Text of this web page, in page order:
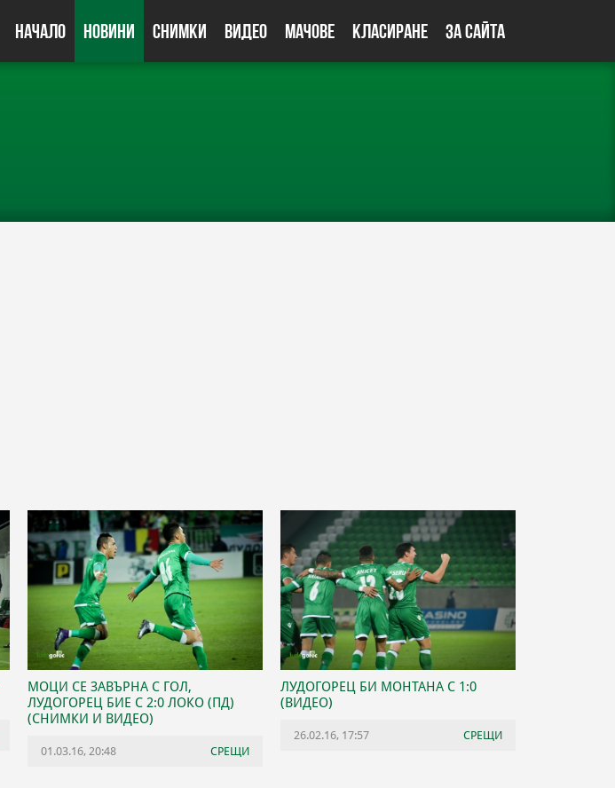
Начало Новини Снимки Видео Мачове Класиране За сайта
МОЦИ СЕ ЗАВЪРНА С ГОЛ,
ЛУДОГОРЕЦ БИЕ С 2:0 ЛОКО (ПД)
(СНИМКИ И ВИДЕО)
01.03.16, 20:48 СРЕЩИ
ЛУДОГОРЕЦ БИ МОНТАНА С 1:0
(ВИДЕО)
26.02.16, 17:57 СРЕЩИ